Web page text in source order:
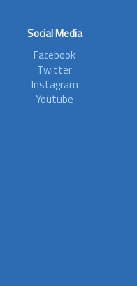
Social Media
Facebook
Twitter
Instagram
Youtube